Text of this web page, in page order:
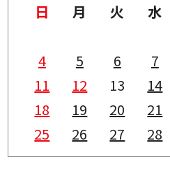
日 月 火 水
4
5 6 7
11
12 13 14
18
19 20 21
25
26 27 28